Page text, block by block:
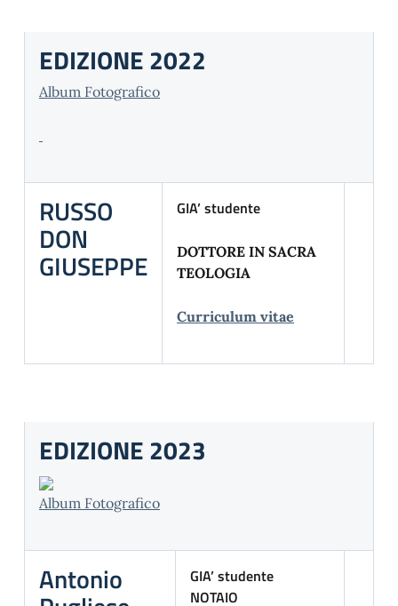
EDIZIONE 2022
Album Fotografico
RUSSO
DON
GIUSEPPE
GIA’ studente
DOTTORE IN SACRA
TEOLOGIA
Curriculum vitae
EDIZIONE 2023
Album Fotografico
Antonio
GIA’ studente
NOTAIO